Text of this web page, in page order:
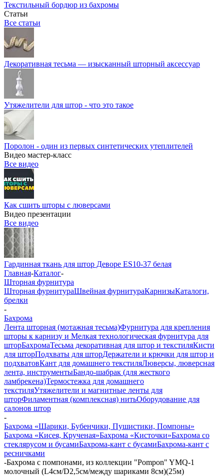
Текстильный бордюр из бахромы
Статьи
Все статьи
Декоративная тесьма — изысканный шторный аксессуар
Утяжелители для штор - что это такое
Поролон - один из первых синтетических утеплителей
Видео мастер-класс
Все видео
Как сшить шторы с люверсами
Видео презентации
Все видео
Гардинная ткань для штор Деворе ES10-37 белая
Главная-Каталог-
Шторная фурнитура
Шторная фурнитураШвейная фурнитураКарнизыКаталоги,
брелки
-
Бахрома
Лента шторная (мотажная тесьма)Фурнитура для крепления
шторы к карнизу и Мелкая технологическая фурнитура для
шторБахромаТесьма декоративная для штор и текстиляКисти
для шторПодхваты для шторДержатели и крючки для штор и
подхватовКант для домашнего текстиляЛюверсы, люверсная
лента, инструментыБандо-шабрак (для жесткого
ламбрекена)Термостежка для домашнего
текстиляУтяжелители и магнитные ленты для
шторФиламентная (комплексная) нитьОборудование для
салонов штор
-
Бахрома «Шарики, Бубенчики, Пушистики, Помпоны»
Бахрома «Кисея, Крученая»Бахрома «Кисточки»Бахрома со
стеклярусом и бусамиБахрома-кант с бусамиБахрома-кант с
ресничками
-Бахрома с помпонами, из коллекции "Pompon" YMQ-1
молочный (L4см/D2,5см/между шариками 8см)(25м)